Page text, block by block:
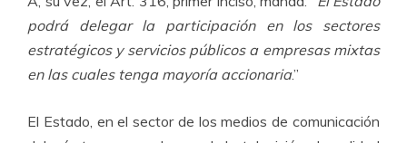
podrá delegar la participación en los sectores
estratégicos y servicios públicos a empresas mixtas
en las cuales tenga mayoría accionaria.”
El Estado, en el sector de los medios de comunicación